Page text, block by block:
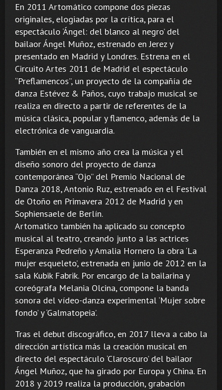
En 2011 Artomático compone dos piezas
originales, elogiadas por la crítica, para el
espectáculo ‘Ángel: del blanco al negro’ del
bailaor Ángel Muñoz, estrenado en Jerez y
presentado en Madrid y Londres. Estrena en el
Circuito Artes 2011 de Madrid el espectáculo
“Preflamencos”, un proyecto de la compañía de
danza Estévez & Paños, cuyo trabajo musical se
realiza en directo a partir de referentes de la
música clásica, popular y flamenco, además de la
electrónica de vanguardia.
También en el mismo año crea la música y el
diseño sonoro del proyecto de danza
contemporánea “Ojo” del Premio Nacional de
Danza 2018, Antonio Ruz, estrenado en el Festival
de Otoño en Primavera 2012 de Madrid y en
Sophiensaele de Berlín.
Artomatico también ha aplicado su concepto
musical al teatro, creando junto a las actrices
Esperanza Pedreño y Amalia Hornero la obra ‘La
mujer esqueleto’, estrenada en junio de 2012 en la
sala Kubik Fabrik. Por encargo de la bailarina y
coreógrafa Melania Olcina, compone la banda
sonora del vídeo-danza experimental ‘Mujer sobre
fondo’ y ‘Galmatopeia’.
Tras el debut discográfico, en 2017 lleva a cabo la
dirección artística más la creación musical en
directo del espectáculo ‘Claroscuro’ del bailaor
Ángel Muñoz, que ha girado por Europa y China. En
2018 y 2019 realiza la producción, grabación